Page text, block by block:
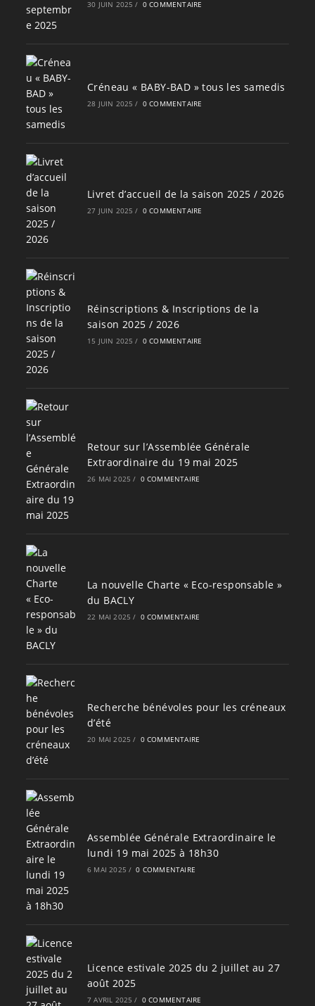
30 JUIN 2025 / 0 COMMENTAIRE
Créneau « BABY-BAD » tous les samedis
28 JUIN 2025 / 0 COMMENTAIRE
Livret d’accueil de la saison 2025 / 2026
27 JUIN 2025 / 0 COMMENTAIRE
Réinscriptions & Inscriptions de la
saison 2025 / 2026
15 JUIN 2025 / 0 COMMENTAIRE
Retour sur l’Assemblée Générale
Extraordinaire du 19 mai 2025
26 MAI 2025 / 0 COMMENTAIRE
La nouvelle Charte « Eco-responsable »
du BACLY
22 MAI 2025 / 0 COMMENTAIRE
Recherche bénévoles pour les créneaux
d’été
20 MAI 2025 / 0 COMMENTAIRE
Assemblée Générale Extraordinaire le
lundi 19 mai 2025 à 18h30
6 MAI 2025 / 0 COMMENTAIRE
Licence estivale 2025 du 2 juillet au 27
août 2025
7 AVRIL 2025 / 0 COMMENTAIRE